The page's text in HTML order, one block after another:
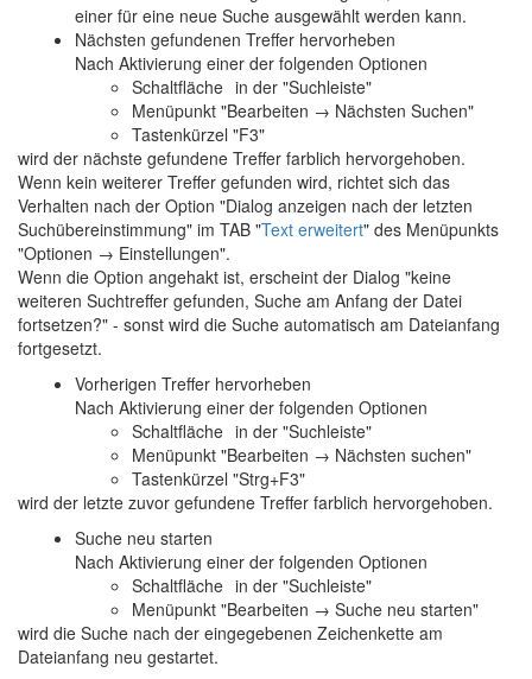
einer für eine neue Suche ausgewählt werden kann.
Nächsten gefundenen Treffer hervorheben
Nach Aktivierung einer der folgenden Optionen
Schaltfläche in der "Suchleiste"
Menüpunkt "Bearbeiten → Nächsten Suchen"
Tastenkürzel "F3"
wird der nächste gefundene Treffer farblich hervorgehoben.
Wenn kein weiterer Treffer gefunden wird, richtet sich das
Verhalten nach der Option "Dialog anzeigen nach der letzten
Suchübereinstimmung" im TAB "Text erweitert" des Menüpunkts
"Optionen → Einstellungen".
Wenn die Option angehakt ist, erscheint der Dialog "keine
weiteren Suchtreffer gefunden, Suche am Anfang der Datei
fortsetzen?" - sonst wird die Suche automatisch am Dateianfang
fortgesetzt.
Vorherigen Treffer hervorheben
Nach Aktivierung einer der folgenden Optionen
Schaltfläche in der "Suchleiste"
Menüpunkt "Bearbeiten → Nächsten suchen"
Tastenkürzel "Strg+F3"
wird der letzte zuvor gefundene Treffer farblich hervorgehoben.
Suche neu starten
Nach Aktivierung einer der folgenden Optionen
Schaltfläche in der "Suchleiste"
Menüpunkt "Bearbeiten → Suche neu starten"
wird die Suche nach der eingegebenen Zeichenkette am
Dateianfang neu gestartet.